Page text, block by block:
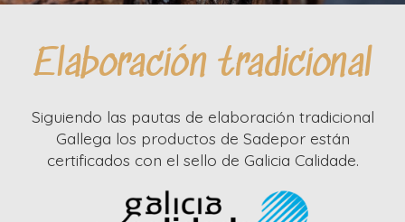
Elaboración tradicional
Siguiendo las pautas de elaboración tradicional
Gallega los productos de Sadepor están
certificados con el sello de Galicia Calidade.